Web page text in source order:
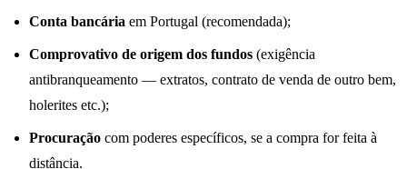
Conta bancária em Portugal (recomendada);
Comprovativo de origem dos fundos (exigência
antibranqueamento — extratos, contrato de venda de outro bem,
holerites etc.);
Procuração com poderes específicos, se a compra for feita à
distância.